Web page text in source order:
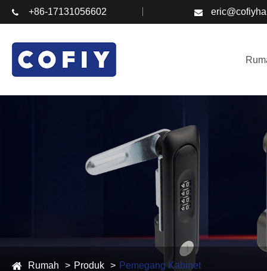
+86-17131056602
Rumah Produk Pemegang Kabinet